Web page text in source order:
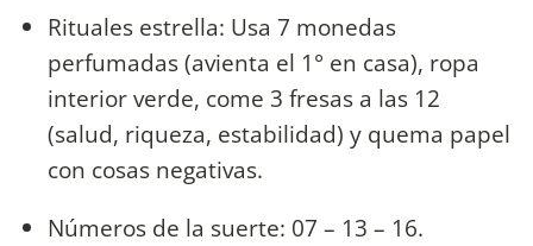
Rituales estrella: Usa 7 monedas
perfumadas (avienta el 1° en casa), ropa
interior verde, come 3 fresas a las 12
(salud, riqueza, estabilidad) y quema papel
con cosas negativas.
Números de la suerte: 07 – 13 – 16.